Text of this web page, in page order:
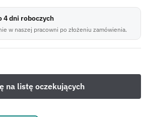
4 dni roboczych
w naszej pracowni po złożeniu zamówienia.